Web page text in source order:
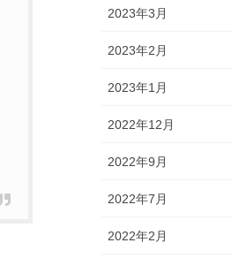
2023年3月
2023年2月
2023年1月
2022年12月
2022年9月
2022年7月
2022年2月